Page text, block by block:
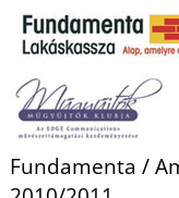
Fundamenta /